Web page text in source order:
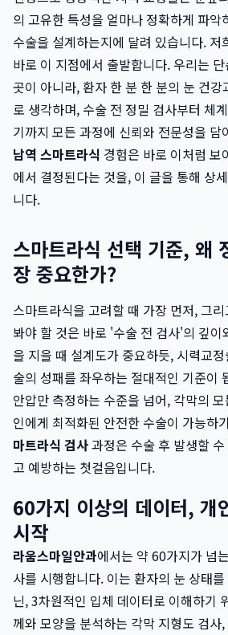
의 고유한 특성을 얼마나 정확하게 파악
수술을 설계하는지에 달려 있습니다. 저
바로 이 지점에서 출발합니다. 우리는
곳이 아니라, 환자 한 분 한 분의 눈 건
로 생각하며, 수술 전 정밀 검사부터 체
기까지 모든 과정에 신뢰와 전문성을 담
남역 스마트라식 경험은 바로 이처럼 보
에서 결정된다는 것을, 이 글을 통해 상
니다.
스마트라식 선택 기준, 왜
장 중요한가?
스마트라식을 고려할 때 가장 먼저, 그
봐야 할 것은 바로 '수술 전 검사'의 깊이
을 지을 때 설계도가 중요하듯, 시력교
술의 성패를 좌우하는 절대적인 기준이
안압만 측정하는 수준을 넘어, 각막의
인에게 최적화된 안전한 수술이 가능하
마트라식 검사과정은 수술 후 발생할
고 예방하는 첫걸음입니다.
60가지 이상의 데이터, 개
시작
라움스마일안과에서는 약 60가지가 넘
사를 시행합니다. 이는 환자의 눈 상태
닌, 3차원적인 입체 데이터로 이해하기
께와 모양을 분석하는 각막 지형도 검사